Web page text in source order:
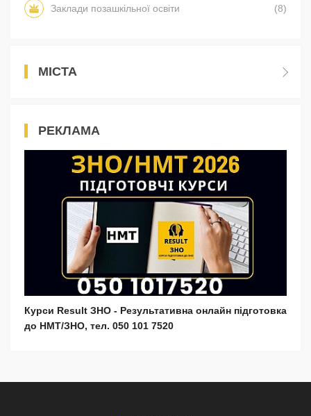
Заклади позашкільної освіти (8)
МІСТА
РЕКЛАМА
Курси Result ЗНО - Результативна онлайн підготовка
до НМТ/ЗНО, тел. 050 101 7520